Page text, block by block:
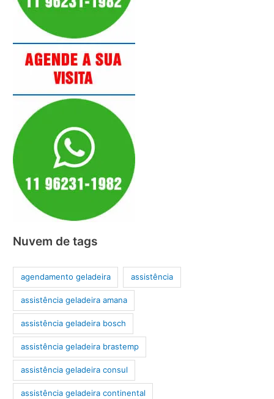
Nuvem de tags
agendamento geladeira assistência
assistência geladeira amana
assistência geladeira bosch
assistência geladeira brastemp
assistência geladeira consul
assistência geladeira continental